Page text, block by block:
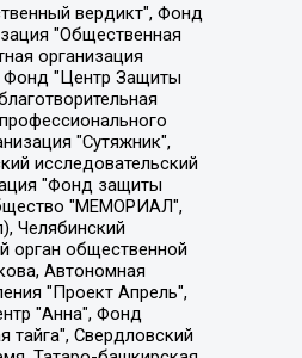
Невзоров Александр Глебович, Пархоменко Сергей Борисович, Сироткин Ярослав Николаевич, Кара-Мурза Владимир Владимирович, Баранова Наталья Владимировна, Гозман Леонид Яковлевич, Кагарлицкий Борис Юльевич, Климарев Михаил Валерьевич, Милов Владимир Станиславович, Автономная некоммерческая организация Краснодарский центр современного искусства "Типография", Моргенштерн Алишер Тагирович, Соболь Любовь Эдуардовна, Общество с ограниченной ответственностью "ЛИЗА НОРМ", Каспаров Гарри Кимович, Ходорковский Михаил Борисович, Общество с ограниченной ответственностью "Апрельские тезисы", Данилович Ирина Брониславовна, Кашин Олег Владимирович, Петров Николай Владимирович, Пивоваров Алексей Владимирович, Соколов Михаил Владимирович, Цветкова Юлия Владимировна, Чичваркин Евгений Александрович, Комитет против пыток/Команда против пыток, Общество с ограниченной ответственностью "Первый научный", Общество с ограниченной ответственностью "Вертолет и ко", Белоцерковская Вероника Борисовна, Кац Максим Евгеньевич, Лазарева Татьяна Юрьевна, Шаведдинов Руслан Табризович, Яшин Илья Валерьевич, Общество с ограниченной ответственностью "Иноагент ААВ", Алешковский Дмитрий Петрович, Альбац Евгения Марковна, Быков Дмитрий Львович, Галямина Юлия Евгеньевна, Лойко Сергей Леонидович, Мартынов Кирилл Константинович, Медведев Сергей Александрович, Крашенинников Федор Геннадиевич, Гордеева Катерина Вл